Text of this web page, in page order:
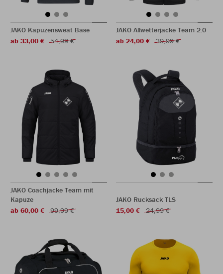
JAKO Kapuzensweat Base
ab 33,00 €
54,99 €
JAKO Allwetterjacke Team 2.0
ab 24,00 €
39,99 €
JAKO Coachjacke Team mit
Kapuze
ab 60,00 €
99,99 €
JAKO Rucksack TLS
15,00 €
24,99 €